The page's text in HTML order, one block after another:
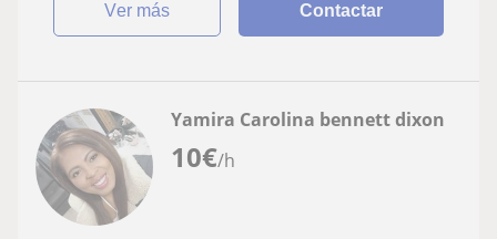
ver más Contactar
10€/h
Yamira Carolina bennett dixon